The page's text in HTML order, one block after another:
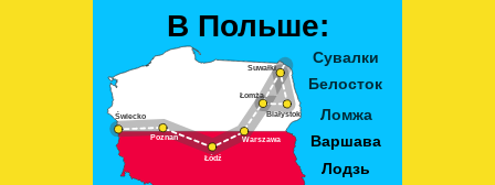
В Польше: